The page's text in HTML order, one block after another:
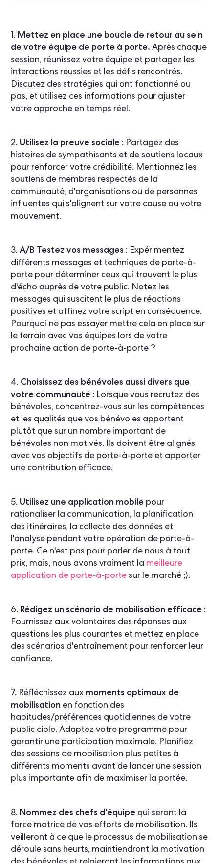
1. Mettez en place une boucle de retour au sein
de votre équipe de porte à porte.Après chaque
session, réunissez votre équipe et partagez les
interactions réussies et les défis rencontrés.
Discutez des stratégies qui ont fonctionné ou
pas, et utilisez ces informations pour ajuster
votre approche en temps réel.
2. Utilisez la preuve sociale : Partagez des
histoires de sympathisants et de soutiens locaux
pour renforcer votre crédibilité. Mentionnez les
soutiens de membres respectés de la
communauté, d'organisations ou de personnes
influentes qui s'alignent sur votre cause ou votre
mouvement.
3.A/B Testez vos messages : Expérimentez
différents messages et techniques de porte-à-
porte pour déterminer ceux qui trouvent le plus
d'écho auprès de votre public. Notez les
messages qui suscitent le plus de réactions
positives et affinez votre script en conséquence.
Pourquoi ne pas essayer mettre cela en place sur
le terrain avec vos équipes lors de votre
prochaine action de porte-à-porte ?
4. Choisissez des bénévoles aussi divers que
votre communauté : Lorsque vous recrutez des
bénévoles, concentrez-vous sur les compétences
et les qualités que vos bénévoles apportent
plutôt que sur un nombre important de
bénévoles non motivés. Ils doivent être alignés
avec vos objectifs de porte-à-porte et apporter
une contribution efficace.
5. Utilisez une application mobile pour
rationaliser la communication, la planification
des itinéraires, la collecte des données et
l'analyse pendant votre opération de porte-à-
porte. Ce n'est pas pour parler de nous à tout
prix, mais, nous avons vraiment la meilleure
application de porte-à-porte sur le marché ;).
6. Rédigez un scénario de mobilisation efficace :
Fournissez aux volontaires des réponses aux
questions les plus courantes et mettez en place
des scénarios d'entraînement pour renforcer leur
confiance.
7. Réfléchissez aux moments optimaux de
mobilisation en fonction des
habitudes/préférences quotidiennes de votre
public cible. Adaptez votre programme pour
garantir une participation maximale. Planifiez
des sessions de mobilisation plus petites à
différents moments avant de lancer une session
plus importante afin de maximiser la portée.
8. Nommez des chefs d'équipe qui seront la
force motrice de vos efforts de mobilisation. Ils
veilleront à ce que le processus de mobilisation se
déroule sans heurts, maintiendront la motivation
des bénévoles et relaieront les informations aux